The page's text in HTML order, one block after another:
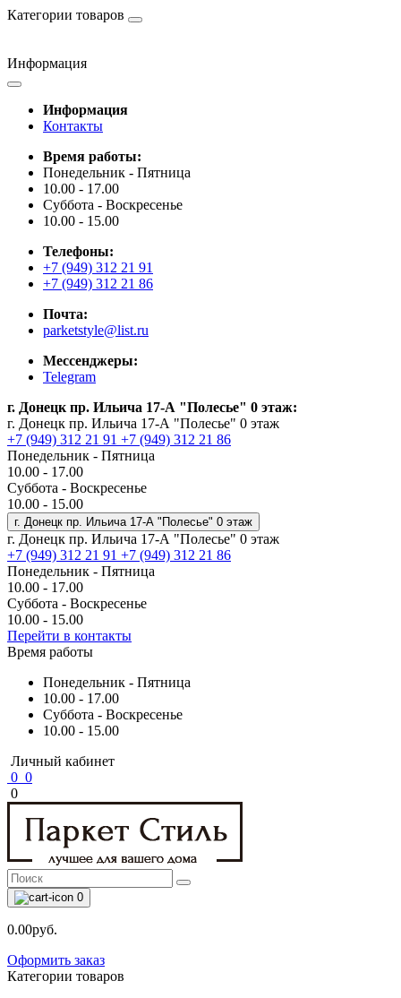
Категории товаров
Информация
Информация
Контакты
Время работы:
Понедельник - Пятница
10.00 - 17.00
Суббота - Воскресенье
10.00 - 15.00
Телефоны:
+7 (949) 312 21 91
+7 (949) 312 21 86
Почта:
parketstyle@list.ru
Мессенджеры:
Telegram
г. Донецк пр. Ильича 17-А "Полесье" 0 этаж:
г. Донецк пр. Ильича 17-А "Полесье" 0 этаж
+7 (949) 312 21 91 +7 (949) 312 21 86
Понедельник - Пятница
10.00 - 17.00
Суббота - Воскресенье
10.00 - 15.00
г. Донецк пр. Ильича 17-А "Полесье" 0 этаж
г. Донецк пр. Ильича 17-А "Полесье" 0 этаж
+7 (949) 312 21 91 +7 (949) 312 21 86
Понедельник - Пятница
10.00 - 17.00
Суббота - Воскресенье
10.00 - 15.00
Перейти в контакты
Время работы
Понедельник - Пятница
10.00 - 17.00
Суббота - Воскресенье
10.00 - 15.00
Личный кабинет
0 0
0
0
0.00руб.
Оформить заказ
Категории товаров